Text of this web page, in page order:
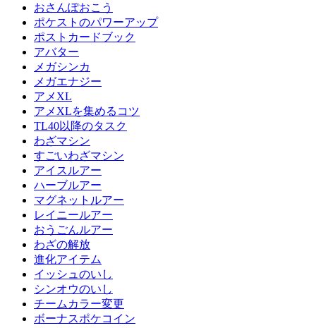
おさんぽおこう
ポケストのパワーアップ
ポストカードブック
アバター
メガシンカ
メガエナジー
アメXL
アメXLを集めるコツ
TL40以降のタスク
わざマシン
すごいわざマシン
アイスルアー
ハーブルアー
マグネットルアー
レイニールアー
おうごんルアー
わざの解放
進化アイテム
イッシュのいし
シンオウのいし
チームカラー変更
ボーナスポケコイン